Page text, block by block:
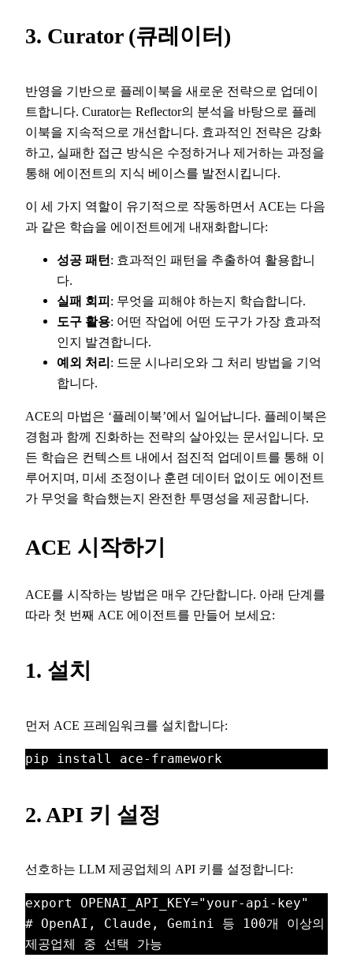
3. Curator (큐레이터)
반영을 기반으로 플레이북을 새로운 전략으로 업데이
트합니다. Curator는 Reflector의 분석을 바탕으로 플레
이북을 지속적으로 개선합니다. 효과적인 전략은 강화
하고, 실패한 접근 방식은 수정하거나 제거하는 과정을
통해 에이전트의 지식 베이스를 발전시킵니다.
이 세 가지 역할이 유기적으로 작동하면서 ACE는 다음
과 같은 학습을 에이전트에게 내재화합니다:
성공 패턴: 효과적인 패턴을 추출하여 활용합니
다.
실패 회피: 무엇을 피해야 하는지 학습합니다.
도구 활용: 어떤 작업에 어떤 도구가 가장 효과적
인지 발견합니다.
예외 처리: 드문 시나리오와 그 처리 방법을 기억
합니다.
ACE의 마법은 ‘플레이북’에서 일어납니다. 플레이북은
경험과 함께 진화하는 전략의 살아있는 문서입니다. 모
든 학습은 컨텍스트 내에서 점진적 업데이트를 통해 이
루어지며, 미세 조정이나 훈련 데이터 없이도 에이전트
가 무엇을 학습했는지 완전한 투명성을 제공합니다.
ACE 시작하기
ACE를 시작하는 방법은 매우 간단합니다. 아래 단계를
따라 첫 번째 ACE 에이전트를 만들어 보세요:
1. 설치
먼저 ACE 프레임워크를 설치합니다:
pip install ace-framework
2. API 키 설정
선호하는 LLM 제공업체의 API 키를 설정합니다:
export OPENAI_API_KEY="your-api-key"
# OpenAI, Claude, Gemini 등 100개 이상의
제공업체 중 선택 가능